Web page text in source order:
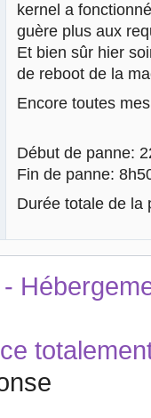
kernel a
guère plus aux
Et bien sûr hier
de reboot de la
Encore toutes
Début de panne:
Fin de panne:
Durée totale de la